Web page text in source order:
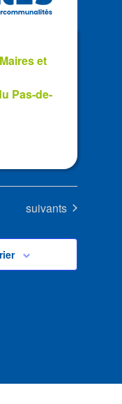
et
Pas-de-
Évènements
suivants